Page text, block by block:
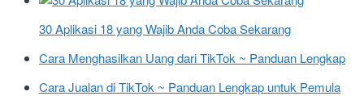
30 Aplikasi 18 yang Wajib Anda Coba Sekarang
Cara Menghasilkan Uang dari TikTok ~ Panduan Lengkap
Cara Jualan di TikTok ~ Panduan Lengkap untuk Pemula